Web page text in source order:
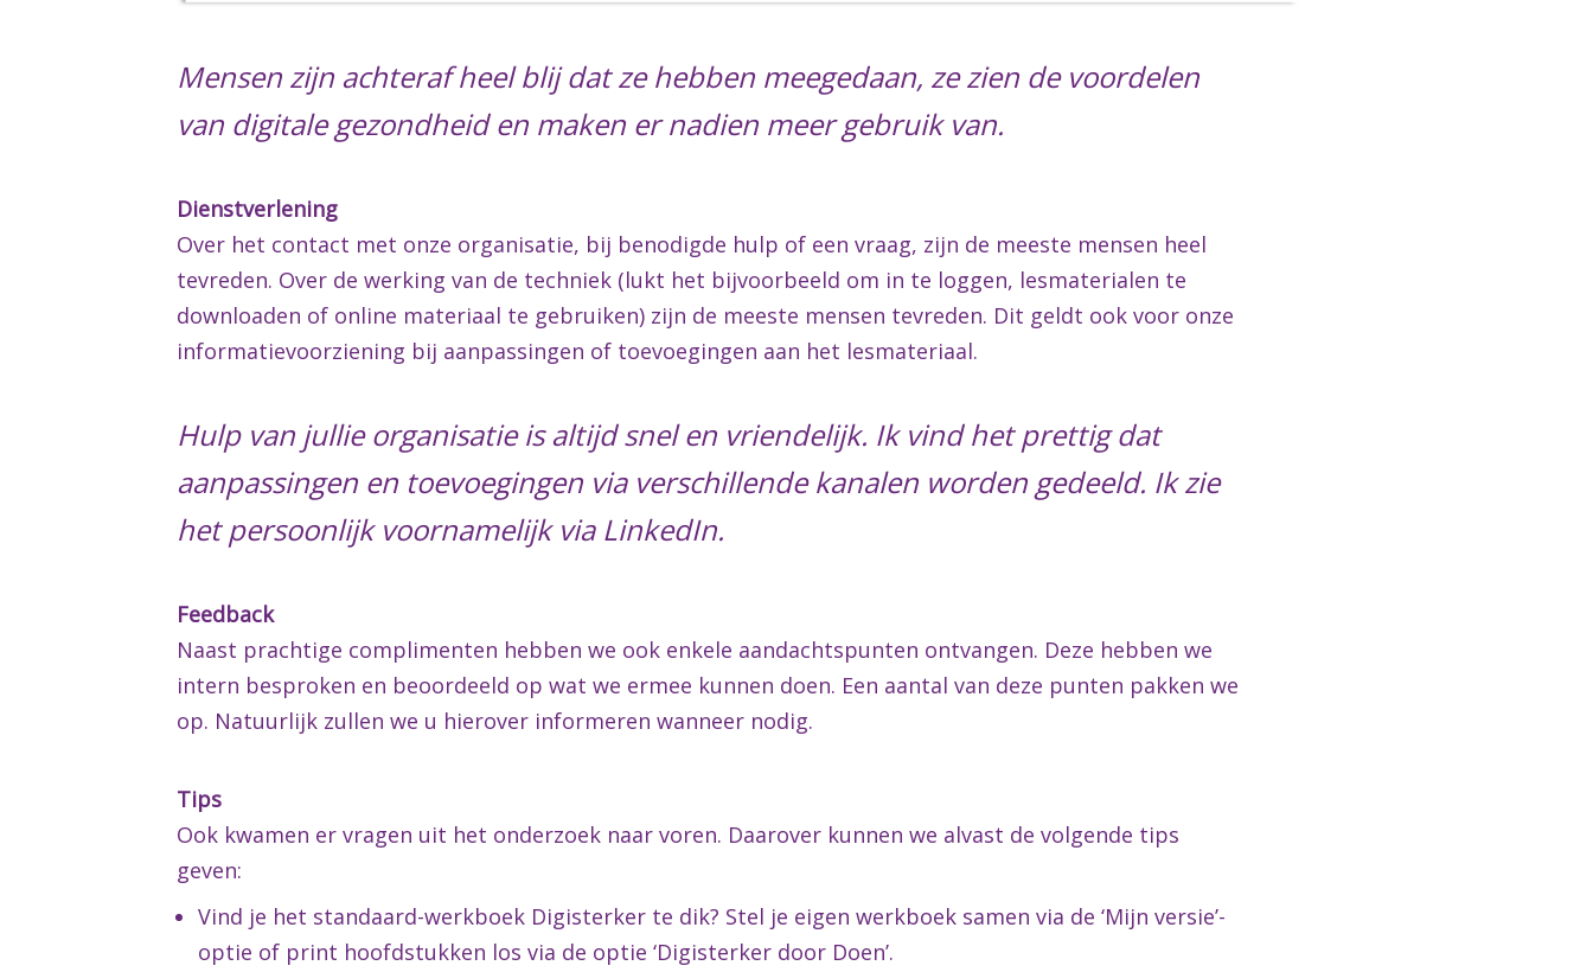
Mensen zijn achteraf heel blij dat ze hebben meegedaan, ze zien de voordelen
van digitale gezondheid en maken er nadien meer gebruik van.
Dienstverlening
Over het contact met onze organisatie, bij benodigde hulp of een vraag, zijn de meeste mensen heel
tevreden. Over de werking van de techniek (lukt het bijvoorbeeld om in te loggen, lesmaterialen te
downloaden of online materiaal te gebruiken) zijn de meeste mensen tevreden. Dit geldt ook voor onze
informatievoorziening bij aanpassingen of toevoegingen aan het lesmateriaal.
Hulp van jullie organisatie is altijd snel en vriendelijk. Ik vind het prettig dat
aanpassingen en toevoegingen via verschillende kanalen worden gedeeld. Ik zie
het persoonlijk voornamelijk via LinkedIn.
Feedback
Naast prachtige complimenten hebben we ook enkele aandachtspunten ontvangen. Deze hebben we
intern besproken en beoordeeld op wat we ermee kunnen doen. Een aantal van deze punten pakken we
op. Natuurlijk zullen we u hierover informeren wanneer nodig.
Tips
Ook kwamen er vragen uit het onderzoek naar voren. Daarover kunnen we alvast de volgende tips
geven:
Vind je het standaard-werkboek Digisterker te dik? Stel je eigen werkboek samen via de ‘Mijn versie’-
optie of print hoofdstukken los via de optie ‘Digisterker door Doen’.